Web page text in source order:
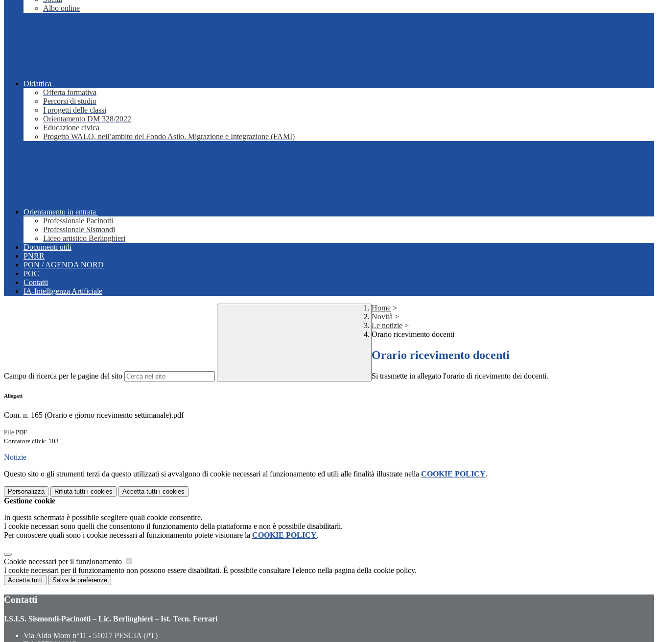
Albo online
Didattica
Offerta formativa
Percorsi di studio
I progetti delle classi
Orientamento DM 328/2022
Educazione civica
Progetto WALO, nell’ambito del Fondo Asilo, Migrazione e Integrazione (FAMI)
Orientamento in entrata
Professionale Pacinotti
Professionale Sismondi
Liceo artistico Berlinghieri
Documenti utili
PNRR
PON / AGENDA NORD
POC
Contatti
IA-Intelligenza Artificiale
Campo di ricerca per le pagine del sito
Home >
Novità >
Le notizie >
Orario ricevimento docenti
Orario ricevimento docenti
Si trasmette in allegato l'orario di ricevimento dei docenti.
Allegati
Com. n. 165 (Orario e giorno ricevimento settimanale).pdf
File PDF
Contatore click: 103
Notizie
Questo sito o gli strumenti terzi da questo utilizzati si avvalgono di cookie necessari al funzionamento ed utili alle finalità illustrate nella COOKIE POLICY.
Personalizza Rifiuta tutti i cookies Accetta tutti i cookies
Gestione cookie
In questa schermata è possibile scegliere quali cookie consentire.
I cookie necessari sono quelli che consentono il funzionamento della piattaforma e non è possibile disabilitarli.
Per conoscere quali sono i cookie necessari al funzionamento potete visionare la COOKIE POLICY.
Cookie necessari per il funzionamento
I cookie necessari per il funzionamento non possono essere disabilitati. È possibile consultare l'elenco nella pagina della cookie policy.
Accetta tutti Salva le preferenze
Contatti
I.S.I.S. Sismondi-Pacinotti – Lic. Berlinghieri – Ist. Tecn. Ferrari
Via Aldo Moro n°11 - 51017 PESCIA (PT)